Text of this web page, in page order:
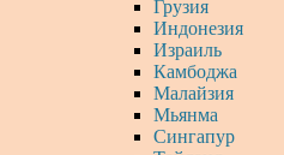
Грузия
Индонезия
Израиль
Камбоджа
Малайзия
Мьянма
Сингапур